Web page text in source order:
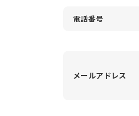
電話番号
メールアドレス